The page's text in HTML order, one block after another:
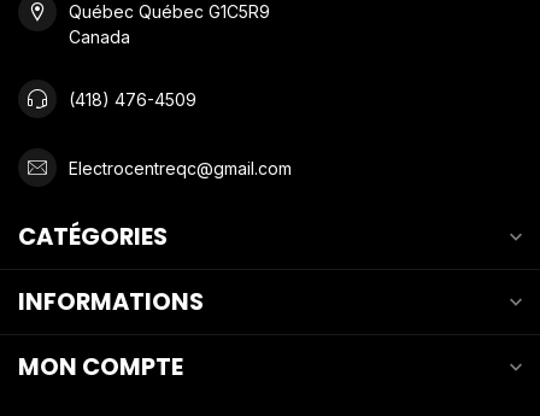
Québec Québec G1C5R9
Canada
(418) 476-4509
Electrocentreqc@gmail.com
CATÉGORIES
INFORMATIONS
MON COMPTE